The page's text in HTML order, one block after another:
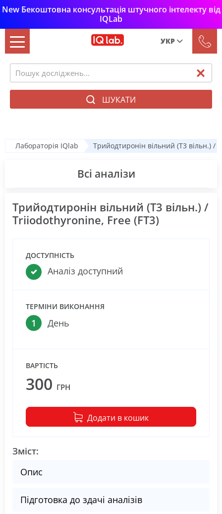
New Бекоштовна консультація штучного інтелекту від
IQLab
УКР
Укр
ШУКАТИ
Лабораторія IQlab Трийодтиронін вільний (Т3 вільн.) /
Всі аналізи
Трийодтиронін вільний (Т3 вільн.) /
Triiodothyronine, Free (FТ3)
ДОСТУПНІСТЬ
Аналіз доступний
ТЕРМІНИ ВИКОНАННЯ
1 День
ВАРТІСТЬ
300 ГРН
Додати в кошик
Зміст:
Опис
Підготовка до здачі аналізів